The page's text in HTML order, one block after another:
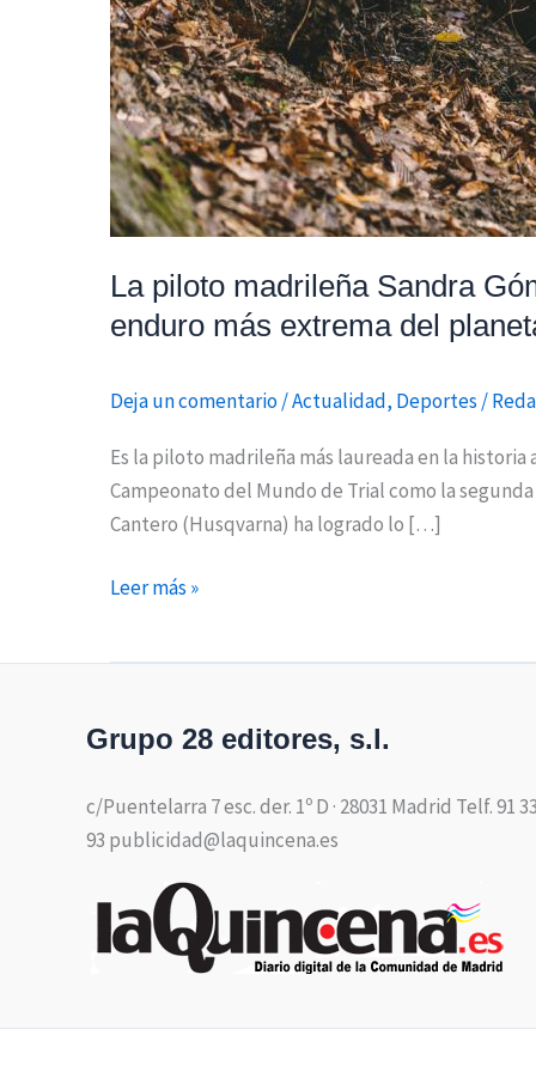
La piloto madrileña Sandra
enduro más extrema del
Deja un comentario/Actualidad, Deportes /
Es la piloto madrileña más laureada en la historia
Campeonato del Mundo de Trial como la
Cantero (Husqvarna) ha logrado lo […]
más
extrema
del
planeta
Leer más »
Grupo 28 editores, s.l.
c/Puentelarra 7 esc. der. 1º D · 28031 Madrid Telf. 91
93 publicidad@laquincena.es